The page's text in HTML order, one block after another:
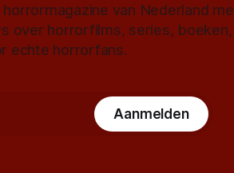
van Nederland
over horrorfilms, series, boeken,
echte horrorfans.
Aanmelden